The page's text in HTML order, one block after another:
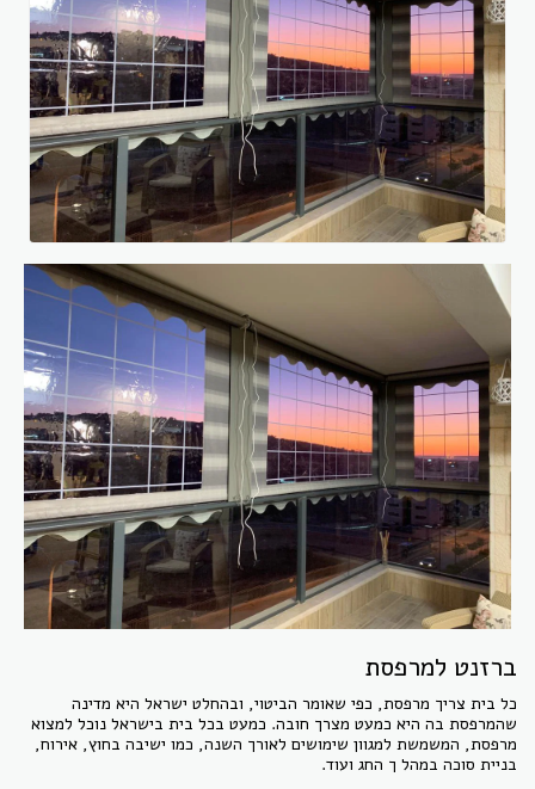
ברזנט למרפסת
כל בית צריך מרפסת, כפי שאומר הביטוי, ובהחלט ישראל היא מדינה
שהמרפסת בה היא כמעט מצרך חובה. כמעט בכל בית בישראל נוכל למצוא
מרפסת, המשמשת למגוון שימושים לאורך השנה, כמו ישיבה בחוץ, אירוח,
בניית סוכה במהל ך החג ועוד.